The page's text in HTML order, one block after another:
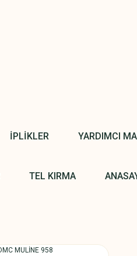
İPLİKLER YARDIMCI
TEL KIRMA